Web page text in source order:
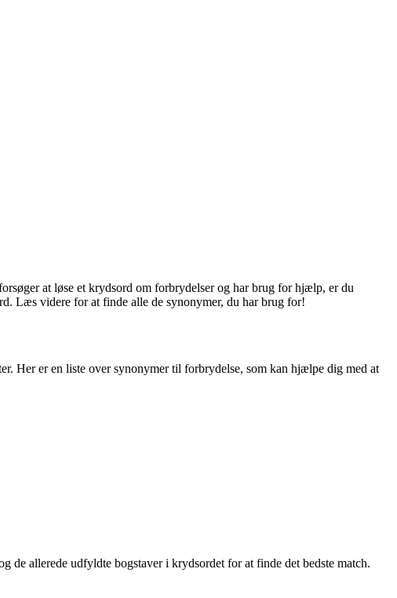
at løse et krydsord om forbrydelser og har brug for hjælp, er du
Læs videre for at finde alle de synonymer, du har brug for!
Her er en liste over synonymer til forbrydelse, som kan hjælpe dig med at
allerede udfyldte bogstaver i krydsordet for at finde det bedste match.